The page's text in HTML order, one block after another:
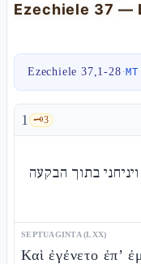
Ezechiele 37,1-28·
1 🗝️3
בתוך הבקעה
SEPTUAGINTA (LXX)
Καὶ ἐγένετο ἐπ’